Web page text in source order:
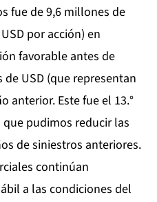
fue de 9,6 millones de
por acción) en
favorable antes de
USD (que representan
anterior. Este fue el 13.°
pudimos reducir las
de siniestros anteriores.
continúan
a las condiciones del